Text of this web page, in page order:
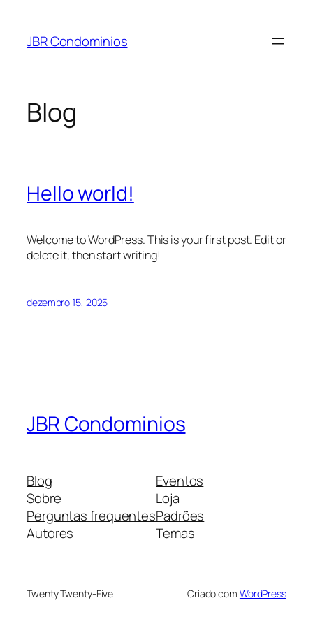
JBR Condominios
Blog
Hello world!
Welcome to WordPress. This is your first post. Edit or
delete it, then start writing!
dezembro 15, 2025
JBR Condominios
Blog
Sobre
Perguntas frequentes
Autores
Eventos
Loja
Padrões
Temas
Twenty Twenty-Five Criado com WordPress